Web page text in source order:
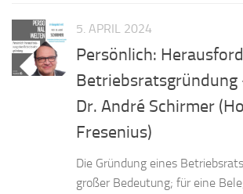
5. APRIL 2024
Persönlich:
Dr. André Schirmer
Fresenius)
Die Gründung eines
großer Bedeutung; für eine